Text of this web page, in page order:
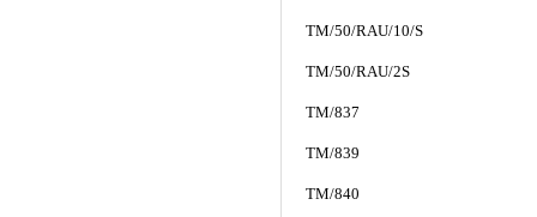
TM/50/RAU/10/S
TM/50/RAU/2S
TM/837
TM/839
TM/840